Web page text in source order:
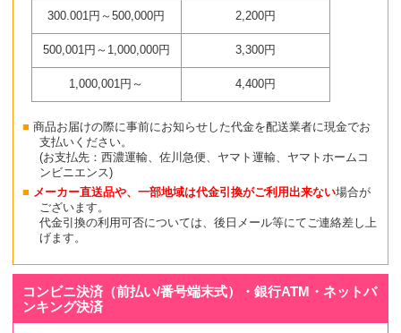
300.001円～500,000円 2,200円
500,001円～1,000,000円 3,300円
1,000,001円～ 4,400円
商品お届けの際に事前にお知らせした代金を配送業者に現金でお
支払いください。
(お支払先：西濃運輸、佐川急便、ヤマト運輸、ヤマトホームコ
ンビニエンス)
メーカー直送品や、一部地域は代金引換がご利用出来ない場合が
ございます。
代金引換の利用可否については、後日メール等にてご連絡差し上
げます。
コンビニ決済（前払い/番号端末式）・銀行ATM・ネットバ
ンキング決済